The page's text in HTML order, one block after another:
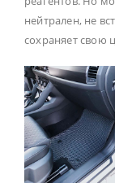
нейтрален, не
сохраняет свою